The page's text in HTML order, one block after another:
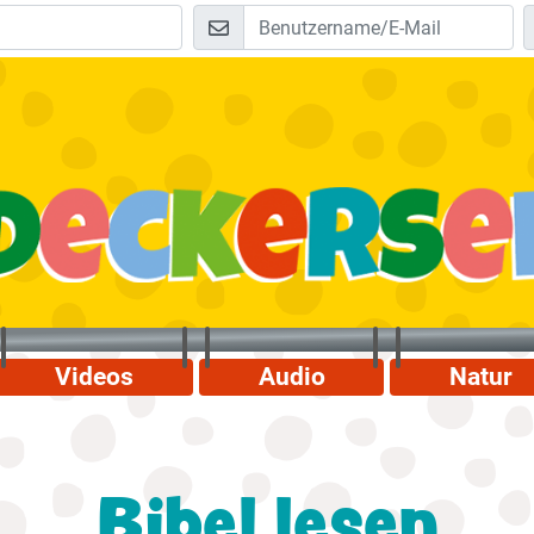
Videos Audio Natur